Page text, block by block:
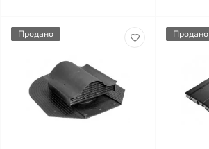
Продано Продано